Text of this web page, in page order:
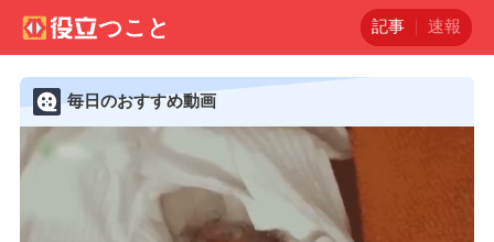
記事 速報
毎日のおすすめ動画